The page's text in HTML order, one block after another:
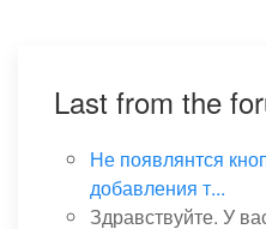
Last from the
Не появлянтся
добавления т...
Здравствуйте. У